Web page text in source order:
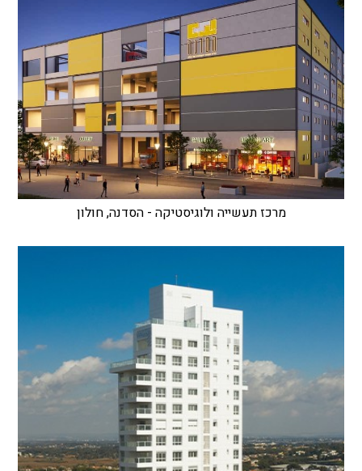
מרכז תעשייה ולוגיסטיקה - הסדנה, חולון